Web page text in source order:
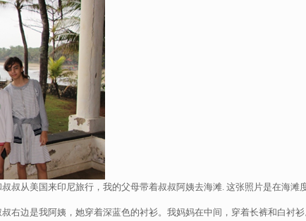
叔从美国来印尼旅行，我的父母带着叔叔阿姨去海滩. 这张照片是在海
右边是我阿姨，她穿着深蓝色的衬衫。我妈妈在中间，穿着长裤和白衬